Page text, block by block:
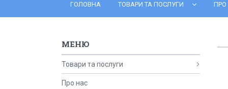
ГОЛОВНА ТОВАРИ ТА ПОСЛУГИ ПРО
Товари та послуги
Про нас